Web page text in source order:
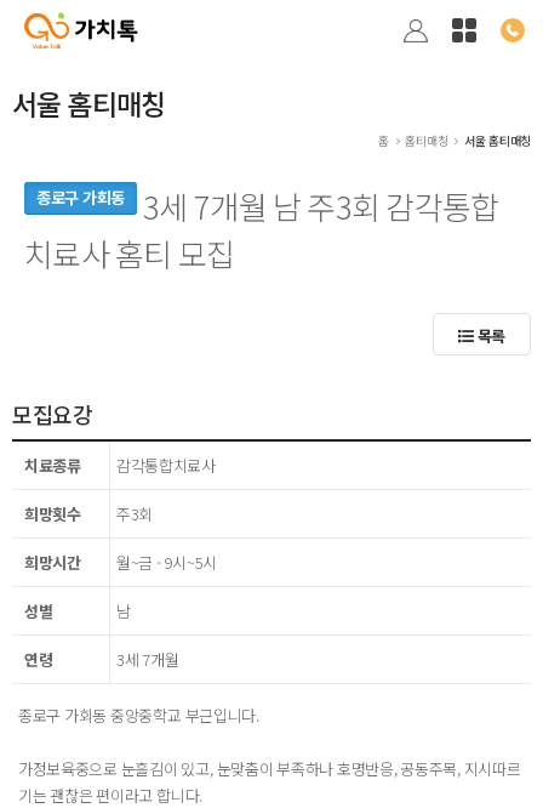
서울 홈티매칭
홈 홈티매칭 서울 홈티매칭
종로구 가회동
3세 7개월 남 주3회 감각통합
치료사 홈티 모집
목록
모집요강
치료종류 감각통합치료사
희망횟수 주3회
희망시간 월~금 - 9시~5시
성별 남
연령 3세 7개월
종로구 가회동 중앙중학교 부근입니다.
가정보육중으로 눈흘김이 있고, 눈맞춤이 부족하나 호명반응, 공동주목, 지시따르
기는 괜찮은 편이라고 합니다.